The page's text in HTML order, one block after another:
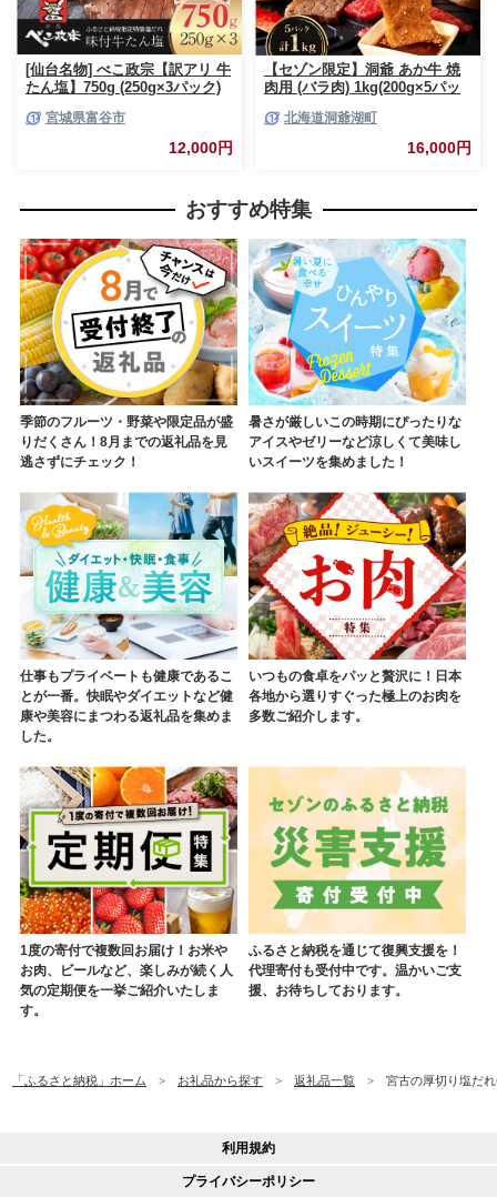
[仙台名物] べこ政宗【訳アリ 牛
たん塩】750g (250g×3パック)
[0256]宮城県富谷市
12,000円
【セゾン限定】洞爺 あか牛 焼
肉用 (バラ肉) 1kg(200g×5パッ
ーベキュー おうち焼肉 BBQ ジ
ューシー ヘルシー 赤身本来の
北海道洞爺湖町
16,000円
おすすめ特集
季節のフルーツ・野菜や限定品が盛
りだくさん！8月までの返礼品を見
逃さずにチェック！
暑さが厳しいこの時期にぴったりな
アイスやゼリーなど涼しくて美味し
いスイーツを集めました！
仕事もプライベートも健康であるこ
とが一番。快眠やダイエットなど健
康や美容にまつわる返礼品を集めま
した。
いつもの食卓をパッと贅沢に！日本
各地から選りすぐった極上のお肉を
多数ご紹介します。
1度の寄付で複数回お届け！お米や
お肉、ビールなど、楽しみが続く人
気の定期便を一挙ご紹介いたしま
す。
ふるさと納税を通じて復興支援を！
代理寄付も受付中です。温かいご支
援、お待ちしております。
「ふるさと納税」ホーム お礼品から探す 返礼品一覧 宮古の厚切り塩だ
利用規約
プライバシーポリシー